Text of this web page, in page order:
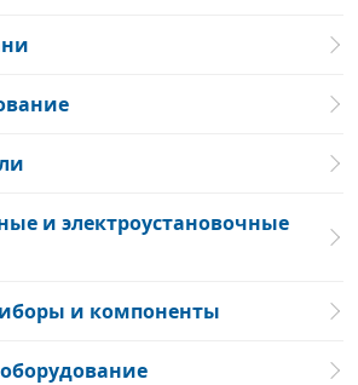
и электроустановочные
и компоненты